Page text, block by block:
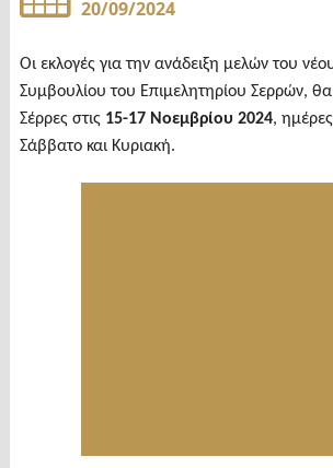
20/09/2024
Οι εκλογές για την ανάδειξη μελών του
Συμβουλίου του Επιμελητηρίου Σερρών, θα
Σέρρες στις 15-17 Νοεμβρίου 2024,
Σάββατο και Κυριακή.